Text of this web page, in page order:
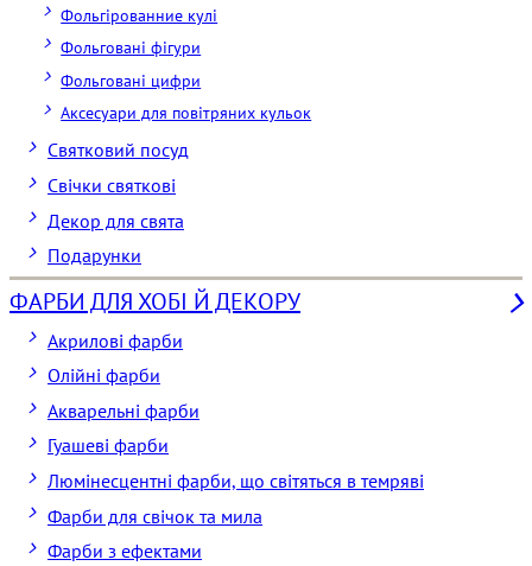
Фольгірованние кулі
Фольговані фігури
Фольговані цифри
Аксесуари для повітряних кульок
Святковий посуд
Свічки святкові
Декор для свята
Подарунки
ФАРБИ ДЛЯ ХОБІ Й ДЕКОРУ
Акрилові фарби
Олійні фарби
Акварельні фарби
Гуашеві фарби
Люмінесцентні фарби, що світяться в темряві
Фарби для свічок та мила
Фарби з ефектами